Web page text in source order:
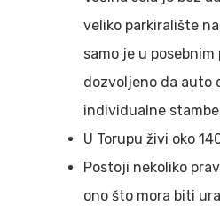
veliko parkiralište
samo je u posebnim
dozvoljeno da auto
individualne
U Torupu živi oko
Postoji nekoliko
ono što mora biti